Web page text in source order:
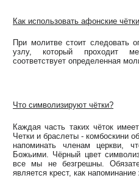
Как использовать афонские
При молитве стоит следовать
узлу, который проходит
соответствует определенная
Что символизируют чётки?
Каждая часть таких чёток
Четки и браслеты - комбоскини
напоминать членам церкви,
Божьими. Чёрный цвет
все мы не безгрешны.
является крест, как